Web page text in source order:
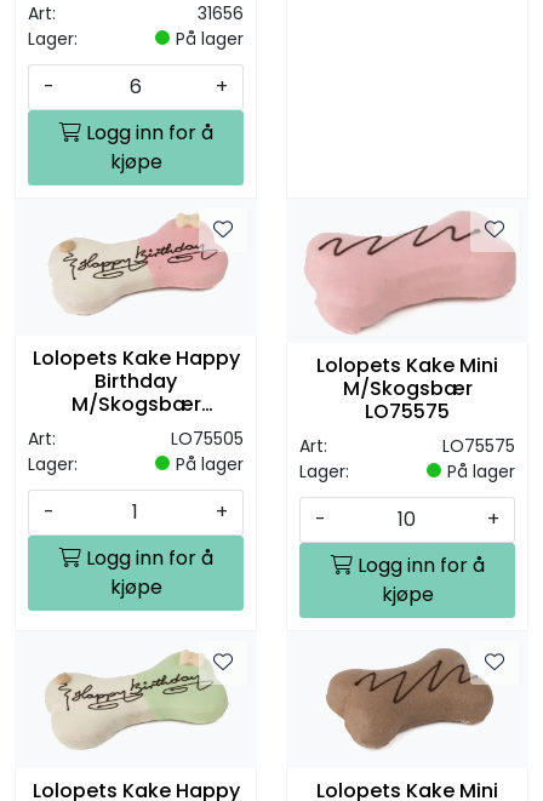
Art:
31656
Lager:
På lager
-
+
Logg inn for å
kjøpe
Lolopets Kake Happy
Birthday
M/Skogsbær
LO75505
Art:
LO75505
Lager:
På lager
-
+
Logg inn for å
kjøpe
Lolopets Kake Mini
M/Skogsbær
LO75575
Art:
LO75575
Lager:
På lager
-
+
Logg inn for å
kjøpe
Lolopets Kake Happy
Lolopets Kake Mini